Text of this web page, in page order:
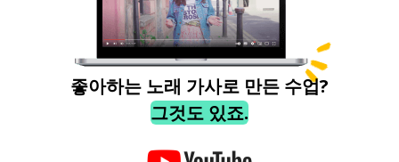
좋아하는 노래 가사로 만든 수업?
그것도 있죠.